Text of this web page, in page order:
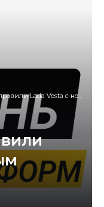
Vesta с новым двигателем и «автоматом»